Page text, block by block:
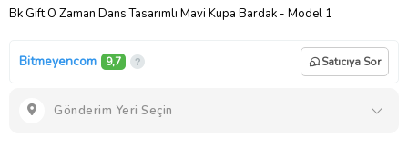
Bk Gift O Zaman Dans Tasarımlı Mavi Kupa Bardak - Model 1
Bitmeyencom 9,7 Satıcıya Sor
Gönderim Yeri Seçin